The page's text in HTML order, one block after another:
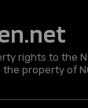
rights to the
the property of